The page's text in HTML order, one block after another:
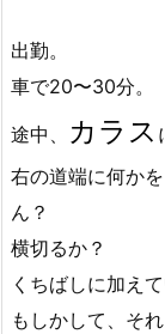
出勤。
車で20〜30分。
途中、
カラス
右の道端に何か
ん？
横切るか？
くちばしに加え
もしかして、そ